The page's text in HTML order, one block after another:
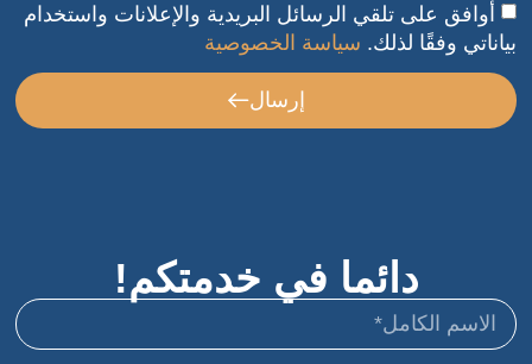
أوافق على تلقي الرسائل البريدية والإعلانات واستخدام
بياناتي وفقًا لذلك. سياسة الخصوصية
إرسال
دائما في خدمتكم!